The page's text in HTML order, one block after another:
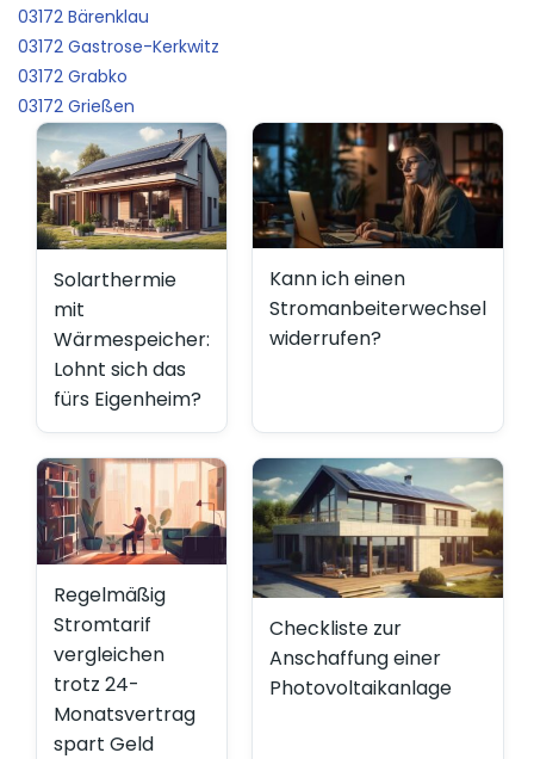
03172 Bärenklau
03172 Gastrose-Kerkwitz
03172 Grabko
03172 Grießen
Solarthermie
mit
Wärmespeicher:
Lohnt sich das
fürs Eigenheim?
Kann ich einen
Stromanbeiterwechsel
widerrufen?
Regelmäßig
Stromtarif
vergleichen
trotz 24-
Monatsvertrag
spart Geld
Checkliste zur
Anschaffung einer
Photovoltaikanlage